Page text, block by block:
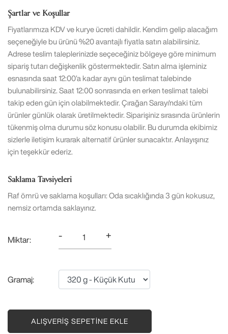
Şartlar ve Koşullar
Fiyatlarımıza KDV ve kurye ücreti dahildir. Kendim gelip alacağım
seçeneğiyle bu ürünü %20 avantajlı fiyatla satın alabilirsiniz.
Adrese teslim taleplerinizde seçeceğiniz bölgeye göre minimum
sipariş tutarı değişkenlik göstermektedir. Satın alma işleminiz
esnasında saat 12:00’a kadar aynı gün teslimat talebinde
bulunabilirsiniz. Saat 12:00 sonrasında en erken teslimat talebi
takip eden gün için olabilmektedir. Çırağan Sarayı'ndaki tüm
ürünler günlük olarak üretilmektedir. Siparişiniz sırasında ürünlerin
tükenmiş olma durumu söz konusu olabilir. Bu durumda ekibimiz
sizlerle iletişim kurarak alternatif ürünler sunacaktır. Anlayışınız
için teşekkür ederiz.
Saklama Tavsiyeleri
Raf ömrü ve saklama koşulları: Oda sıcaklığında 3 gün kokusuz,
nemsiz ortamda saklayınız.
Miktar: - +
Gramaj:
ALIŞVERIŞ SEPETINE EKLE